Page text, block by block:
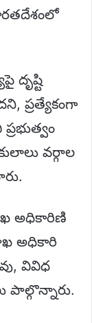
దృష్టి
ప్రత్యేకంగా
వర్గాల
అధికారిణి
అధికారి
వివిధ
పాల్గొన్నారు.